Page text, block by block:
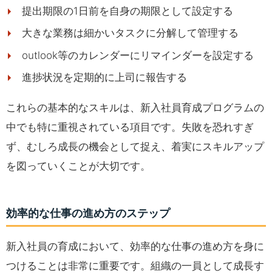
提出期限の1日前を自身の期限として設定する
大きな業務は細かいタスクに分解して管理する
outlook等のカレンダーにリマインダーを設定する
進捗状況を定期的に上司に報告する
これらの基本的なスキルは、新入社員育成プログラムの
中でも特に重視されている項目です。失敗を恐れすぎ
ず、むしろ成長の機会として捉え、着実にスキルアップ
を図っていくことが大切です。
効率的な仕事の進め方のステップ
新入社員の育成において、効率的な仕事の進め方を身に
つけることは非常に重要です。組織の一員として成長す